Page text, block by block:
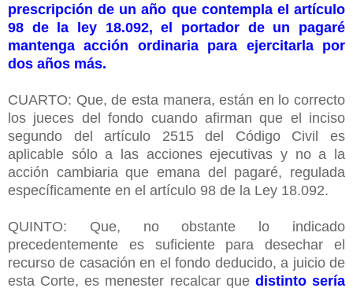
prescripción de un año que contempla el artículo
98 de la ley 18.092, el portador de un pagaré
mantenga acción ordinaria para ejercitarla por
dos años más.
CUARTO: Que, de esta manera, están en lo correcto
los jueces del fondo cuando afirman que el inciso
segundo del artículo 2515 del Código Civil es
aplicable sólo a las acciones ejecutivas y no a la
acción cambiaria que emana del pagaré, regulada
específicamente en el artículo 98 de la Ley 18.092.
QUINTO: Que, no obstante lo indicado
precedentemente es suficiente para desechar el
recurso de casación en el fondo deducido, a juicio de
esta Corte, es menester recalcar que distinto sería